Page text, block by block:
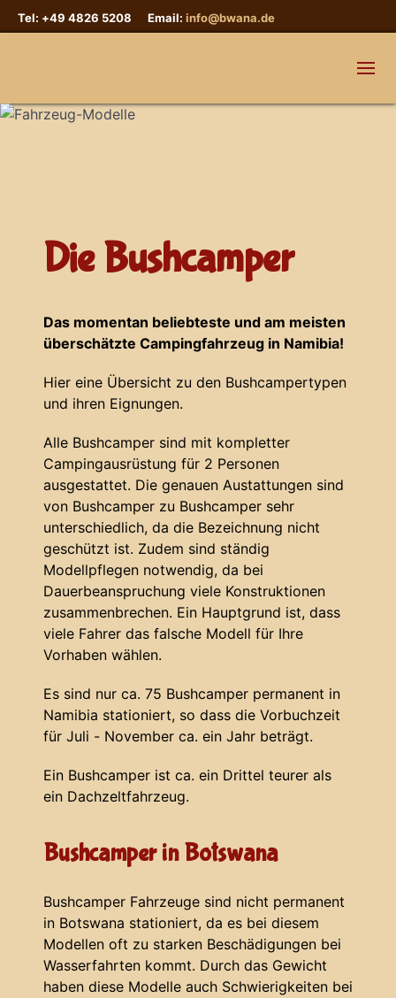
Tel: +49 4826 5208 Email: info@bwana.de
Die Bushcamper
Das momentan beliebteste und am meisten
überschätzte Campingfahrzeug in Namibia!
Hier eine Übersicht zu den Bushcampertypen
und ihren Eignungen.
Alle Bushcamper sind mit kompletter
Campingausrüstung für 2 Personen
ausgestattet. Die genauen Austattungen sind
von Bushcamper zu Bushcamper sehr
unterschiedlich, da die Bezeichnung nicht
geschützt ist. Zudem sind ständig
Modellpflegen notwendig, da bei
Dauerbeanspruchung viele Konstruktionen
zusammenbrechen. Ein Hauptgrund ist, dass
viele Fahrer das falsche Modell für Ihre
Vorhaben wählen.
Es sind nur ca. 75 Bushcamper permanent in
Namibia stationiert, so dass die Vorbuchzeit
für Juli - November ca. ein Jahr beträgt.
Ein Bushcamper ist ca. ein Drittel teurer als
ein Dachzeltfahrzeug.
Bushcamper in Botswana
Bushcamper Fahrzeuge sind nicht permanent
in Botswana stationiert, da es bei diesem
Modellen oft zu starken Beschädigungen bei
Wasserfahrten kommt. Durch das Gewicht
haben diese Modelle auch Schwierigkeiten bei